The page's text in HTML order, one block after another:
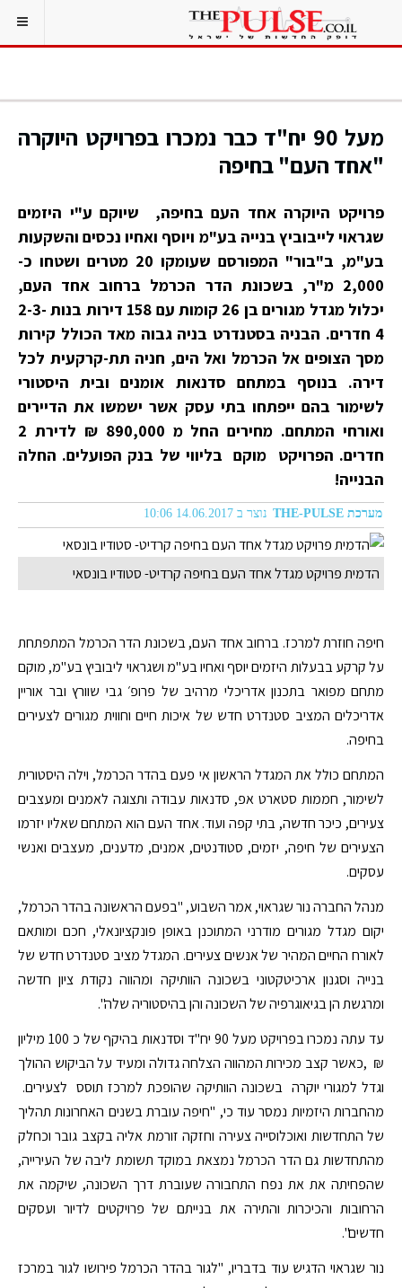
מעל 90 יח"ד כבר נמכרו בפרויקט היוקרה
"אחד העם" בחיפה
פרויקט היוקרה אחד העם בחיפה, שיוקם ע"י היזמים
שגראוי לייבוביץ בנייה בע"מ ויוסף ואחיו נכסים והשקעות
בע"מ, ב"בור" המפורסם שעומקו 20 מטרים ושטחו כ-
2,000 מ"ר, בשכונת הדר הכרמל ברחוב אחד העם,
יכלול מגדל מגורים בן 26 קומות עם 158 דירות בנות 2-3-
4 חדרים. הבניה בסטנדרט בניה גבוה מאד הכולל קירות
מסך הצופים אל הכרמל ואל הים, חניה תת-קרקעית לכל
דירה. בנוסף במתחם סדנאות אומנים ובית היסטורי
לשימור בהם ייפתחו בתי עסק אשר ישמשו את הדיירים
ואורחי המתחם. מחירים החל מ 890,000 ₪ לדירת 2
חדרים. הפרויקט מוקם בליווי של בנק הפועלים. החלה
הבנייה!
מערכת THE-PULSE נוצר ב 14.06.2017 10:06
הדמית פרויקט מגדל אחד העם בחיפה קרדיט- סטודיו בונסאי
חיפה חוזרת למרכז. ברחוב אחד העם, בשכונת הדר הכרמל המתפתחת
על קרקע בבעלות היזמים יוסף ואחיו בע"מ ושגראוי ליבוביץ בע"מ, מוקם
מתחם מפואר בתכנון אדריכלי מרהיב של פרופ׳ גבי שוורץ ובר אוריין
אדריכלים המציב סטנדרט חדש של איכות חיים וחווית מגורים לצעירים
בחיפה.
המתחם כולל את המגדל הראשון אי פעם בהדר הכרמל, וילה היסטורית
לשימור, חממות סטארט אפ, סדנאות עבודה ותצוגה לאמנים ומעצבים
צעירים, כיכר חדשה, בתי קפה ועוד. אחד העם הוא המתחם שאליו יזרמו
הצעירים של חיפה, יזמים, סטודנטים, אמנים, מדענים, מעצבים ואנשי
עסקים.
מנהל החברה נור שגראוי, אמר השבוע, "בפעם הראשונה בהדר הכרמל,
יקום מגדל מגורים מודרני המתוכנן באופן פונקציונאלי, חכם ומותאם
לאורח החיים המהיר של אנשים צעירים. המגדל מציב סטנדרט חדש של
בנייה וסגנון ארכיטקטוני בשכונה הוותיקה ומהווה נקודת ציון חדשה
ומרגשת הן בגיאוגרפיה של השכונה והן בהיסטוריה שלה".
עד עתה נמכרו בפרויקט מעל 90 יח"ד וסדנאות בהיקף של כ 100 מיליון
₪ ,כאשר קצב מכירות המהווה הצלחה גדולה ומעיד על הביקוש ההולך
וגדל למגורי יוקרה בשכונה הוותיקה שהופכת למרכז תוסס לצעירים.
מהחברות היזמיות נמסר עוד כי, "חיפה עוברת בשנים האחרונות תהליך
של התחדשות ואוכלוסייה צעירה וחזקה זורמת אליה בקצב גובר וכחלק
מהתחדשות גם הדר הכרמל נמצאת במוקד תשומת ליבה של העירייה,
שהפחיתה את את נפח התחבורה שעוברת דרך השכונה, שיקמה את
הרחובות והכיכרות והתירה את בנייתם של פרויקטים לדיור ועסקים
חדשים".
נור שגראוי הדגיש עוד בדבריו, "לגור בהדר הכרמל פירושו לגור במרכז